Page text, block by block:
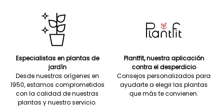
Especialistas en plantas de
jardín
Desde nuestros orígenes en
1950, estamos comprometidos
con la calidad de nuestras
plantas y nuestro servicio.
Plantfit, nuestra aplicación
contra el desperdicio
Consejos personalizados para
ayudarte a elegir las plantas
que más te convienen.